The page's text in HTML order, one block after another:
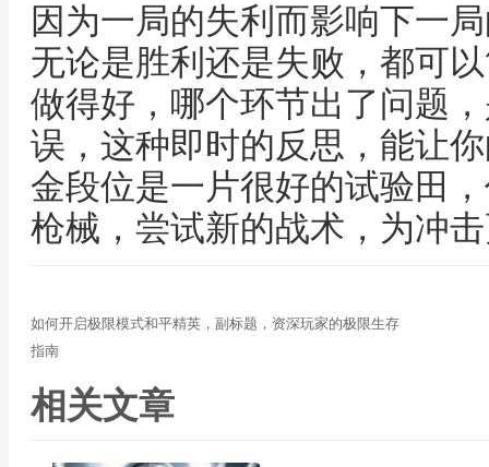
因为一局的失利而影响下一
无论是胜利还是失败，都可
做得好，哪个环节出了问题
误，这种即时的反思，能让
金段位是一片很好的试验田
枪械，尝试新的战术，为冲
如何开启极限模式和平精英，副标题，资深玩家的极限生存
指南
相关文章